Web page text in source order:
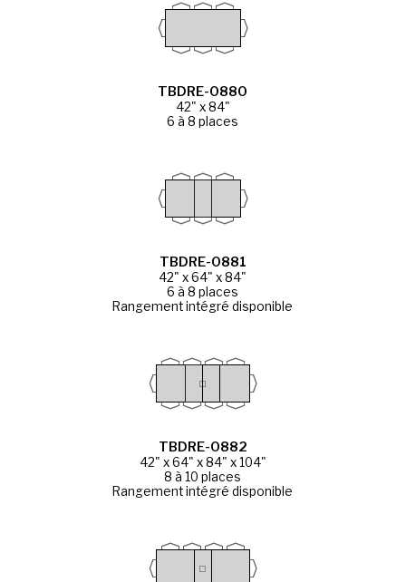
TBDRE-0880
42" x 84"
6 à 8 places
TBDRE-0881
42" x 64" x 84"
6 à 8 places
Rangement intégré disponible
TBDRE-0882
42" x 64" x 84" x 104"
8 à 10 places
Rangement intégré disponible